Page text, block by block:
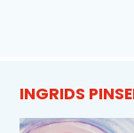
INGRIDS